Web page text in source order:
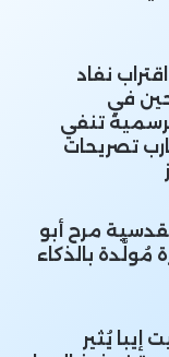
نفاد
في
تنفي
تصريحات
مرح أبو
مُولَّدة بالذكاء
يُثير